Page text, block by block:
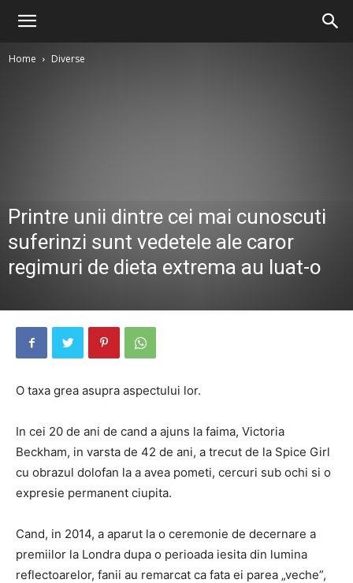
Home Diverse
Printre unii dintre cei mai cunoscuti
suferinzi sunt vedetele ale caror
regimuri de dieta extrema au luat-o
O taxa grea asupra aspectului lor.
In cei 20 de ani de cand a ajuns la faima, Victoria
Beckham, in varsta de 42 de ani, a trecut de la Spice Girl
cu obrazul dolofan la a avea pometi, cercuri sub ochi si o
expresie permanent ciupita.
Cand, in 2014, a aparut la o ceremonie de decernare a
premiilor la Londra dupa o perioada iesita din lumina
reflectoarelor, fanii au remarcat ca fata ei parea „veche”,